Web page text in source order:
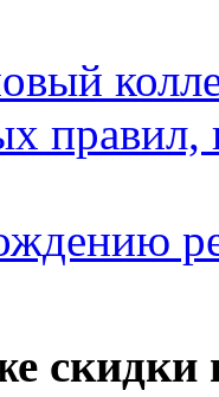
скидки